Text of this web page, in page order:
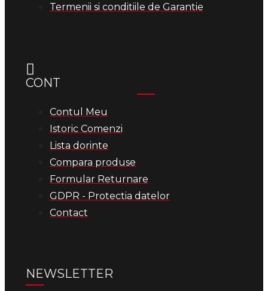
Termenii si conditiile de Garantie
CONT
Contul Meu
Istoric Comenzi
Lista dorinte
Compara produse
Formular Returnare
GDPR - Protectia datelor
Contact
NEWSLETTER